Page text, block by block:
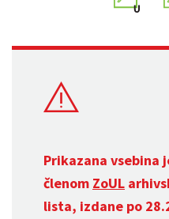
Prikazana vsebina
členom ZoUL
lista, izdane po